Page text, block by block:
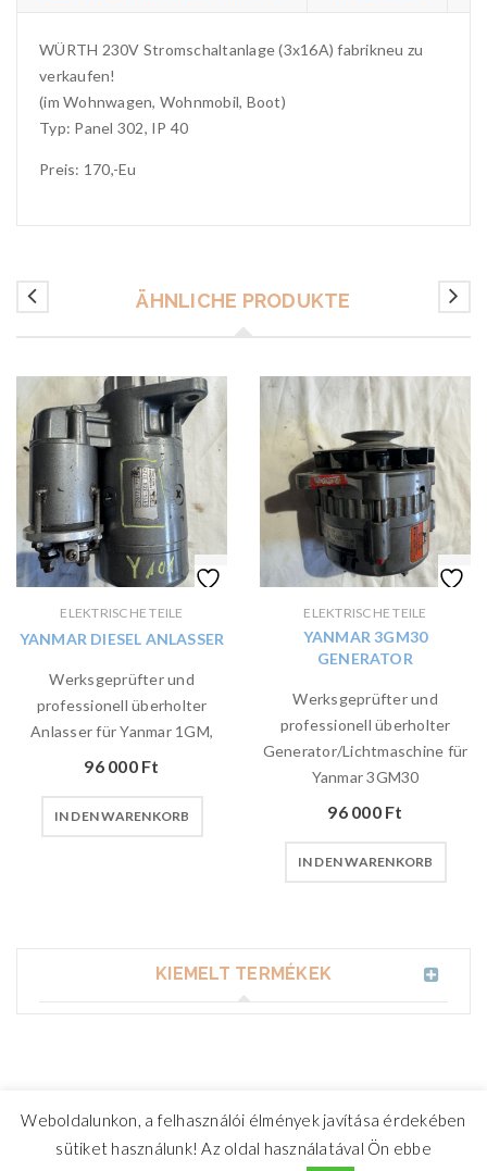
WÜRTH 230V Stromschaltanlage (3x16A) fabrikneu zu
verkaufen!
(im Wohnwagen, Wohnmobil, Boot)
Typ: Panel 302, IP 40
Preis: 170,-Eu
ÄHNLICHE PRODUKTE
ELEKTRISCHE TEILE
YANMAR DIESEL ANLASSER
Werksgeprüfter und
professionell überholter
Anlasser für Yanmar 1GM,
96 000 Ft
IN DEN WARENKORB
ELEKTRISCHE TEILE
YANMAR 3GM30
GENERATOR
Werksgeprüfter und
professionell überholter
Generator/Lichtmaschine für
Yanmar 3GM30
96 000 Ft
IN DEN WARENKORB
KIEMELT TERMÉKEK
Weboldalunkon, a felhasználói élmények javítása érdekében
sütiket használunk! Az oldal használatával Ön ebbe